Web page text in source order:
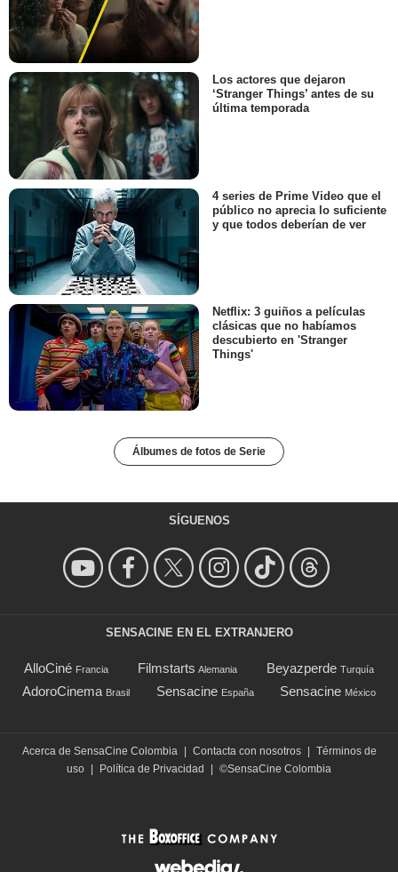
Los actores que dejaron
‘Stranger Things’ antes de su
última temporada
4 series de Prime Video que el
público no aprecia lo suficiente
y que todos deberían de ver
Netflix: 3 guiños a películas
clásicas que no habíamos
descubierto en 'Stranger
Things'
Álbumes de fotos de Serie
SÍGUENOS
SENSACINE EN EL EXTRANJERO
AlloCiné Francia Filmstarts Alemania Beyazperde Turquía
AdoroCinema Brasil Sensacine España Sensacine México
Acerca de SensaCine Colombia Contacta con nosotros
Términos de
uso
Política de Privacidad ©SensaCine Colombia